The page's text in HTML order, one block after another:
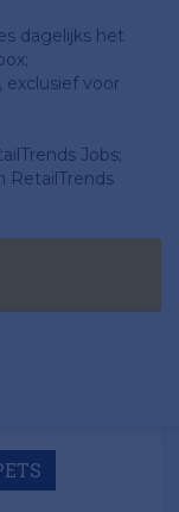
dagelijks het
exclusief voor
Jobs;
RetailTrends